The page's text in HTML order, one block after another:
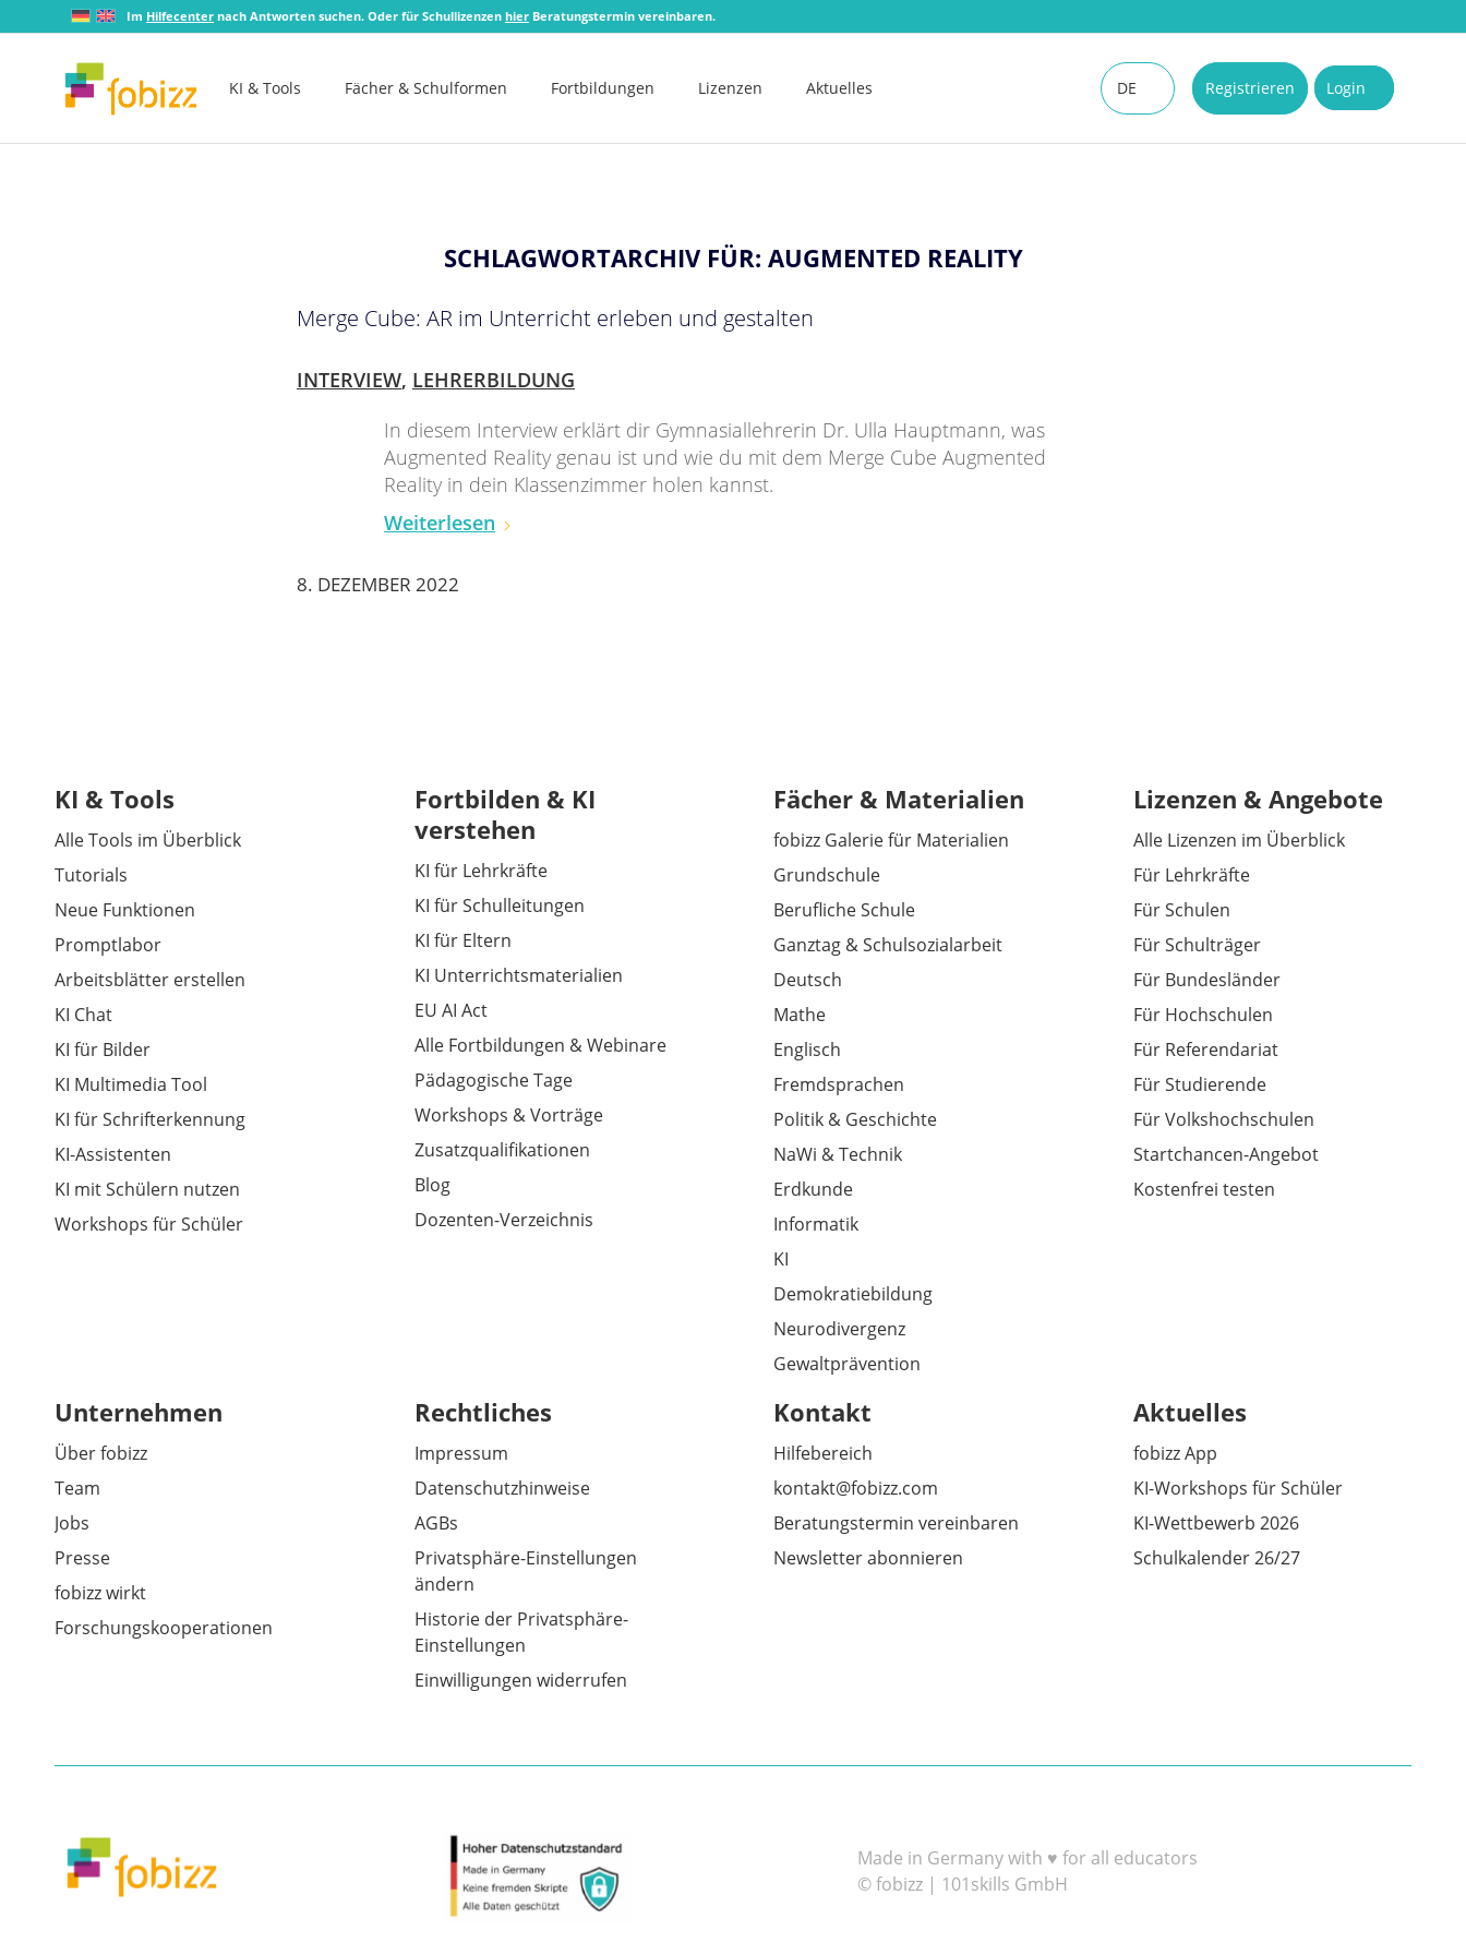
Im Hilfecenter nach Antworten suchen. Oder für Schullizenzen hier Beratungstermin vereinbaren.
KI & Tools Fächer & Schulformen Fortbildungen Lizenzen Aktuelles Registrieren Login
DE
SCHLAGWORTARCHIV FÜR: AUGMENTED REALITY
Merge Cube: AR im Unterricht erleben und gestalten
INTERVIEW, LEHRERBILDUNG
In diesem Interview erklärt dir Gymnasiallehrerin Dr. Ulla Hauptmann, was
Augmented Reality genau ist und wie du mit dem Merge Cube Augmented
Reality in dein Klassenzimmer holen kannst.
Weiterlesen
8. DEZEMBER 2022
KI & Tools
Alle Tools im Überblick
Tutorials
Neue Funktionen
Promptlabor
Arbeitsblätter erstellen
KI Chat
KI für Bilder
KI Multimedia Tool
KI für Schrifterkennung
KI-Assistenten
KI mit Schülern nutzen
Workshops für Schüler
Fortbilden & KI
verstehen
KI für Lehrkräfte
KI für Schulleitungen
KI für Eltern
KI Unterrichtsmaterialien
EU AI Act
Alle Fortbildungen & Webinare
Pädagogische Tage
Workshops & Vorträge
Zusatzqualifikationen
Blog
Dozenten-Verzeichnis
Fächer & Materialien
fobizz Galerie für Materialien
Grundschule
Berufliche Schule
Ganztag & Schulsozialarbeit
Deutsch
Mathe
Englisch
Fremdsprachen
Politik & Geschichte
NaWi & Technik
Erdkunde
Informatik
KI
Demokratiebildung
Neurodivergenz
Gewaltprävention
Lizenzen & Angebote
Alle Lizenzen im Überblick
Für Lehrkräfte
Für Schulen
Für Schulträger
Für Bundesländer
Für Hochschulen
Für Referendariat
Für Studierende
Für Volkshochschulen
Startchancen-Angebot
Kostenfrei testen
Unternehmen
Über fobizz
Team
Jobs
Presse
fobizz wirkt
Forschungskooperationen
Rechtliches
Impressum
Datenschutzhinweise
AGBs
Privatsphäre-Einstellungen
ändern
Historie der Privatsphäre-
Einstellungen
Einwilligungen widerrufen
Kontakt
Hilfebereich
kontakt@fobizz.com
Beratungstermin vereinbaren
Newsletter abonnieren
Aktuelles
fobizz App
KI-Workshops für Schüler
KI-Wettbewerb 2026
Schulkalender 26/27
Made in Germany with ♥ for all educators
© fobizz | 101skills GmbH